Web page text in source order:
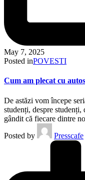
May 7, 2025
Posted inPOVESTI
Cum am plecat cu
De astăzi vom începe
studenți, despre
gândit că fiecare dintre
Posted by
Presscafe